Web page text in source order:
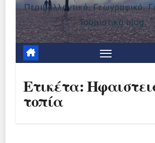
Περιβαλλοντικό, Γεωγραφικό,
Τουριστικό blog.
Ετικέτα:
τοπία